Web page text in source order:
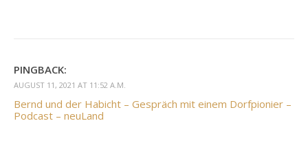
PINGBACK:
AUGUST 11, 2021 AT 11:52 A.M.
Bernd und der Habicht – Gespräch mit einem Dorfpionier –
Podcast – neuLand